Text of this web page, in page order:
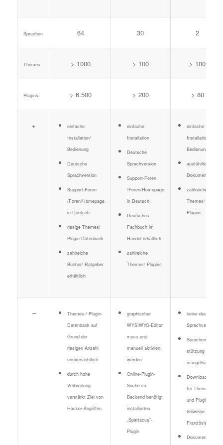
Sprachen 64 30 2
Themes > 1000 > 100 > 100
Plugins > 6.500 > 200 > 80
+
einfache
Installation/
Bedienung
Deutsche
Sprachversion
Support-Foren
/Foren/Homepage
in Deutsch
riesige Themes/
Plugin-Datenbank
zahlreiche
Bücher/ Ratgeber
erhältlich
einfache
Installation
Deutsche
Sprachversion
Support-Foren
/Foren/Homepage
in Deutsch
Deutsches
Fachbuch im
Handel erhältlich
zahlreiche
Themes/ Plugins
einfache
Installation/
Bedienung
ausführliche
Dokumentation
zahlreiche
Themes/
Plugins
–
Themes-/ Plugin-
Datenbank auf
Grund der
riesigen Anzahl
unübersichtlich
durch hohe
Verbreitung
verstärkt Ziel von
Hacker-Angriffen
graphischer
WYSIWYG-Editor
muss erst
manuell aktiviert
werden
Online-Plugin-
Suche im
Backend benötigt
installiertes
„Spartacus“-
Plugin
keine deutsche
Sprachversion
Sprachenunter-
stützung
mangelhaft
Downloadportal
für Themes
und Plugins
teilweise in
Französisch
Dokumentation